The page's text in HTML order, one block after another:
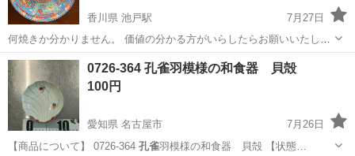
香川県 池戸駅
7月27日
何焼きか分かりません。 価値の分かる方がいらしたらお願いいたしま
す。
香川 高松市 食器 孔雀
0726-364 孔雀羽模様の和食器 貝殻
100円
愛知県 名古屋市
7月26日
【商品について】 0726-364 孔雀 羽模様の和食器 貝殻 【状態…